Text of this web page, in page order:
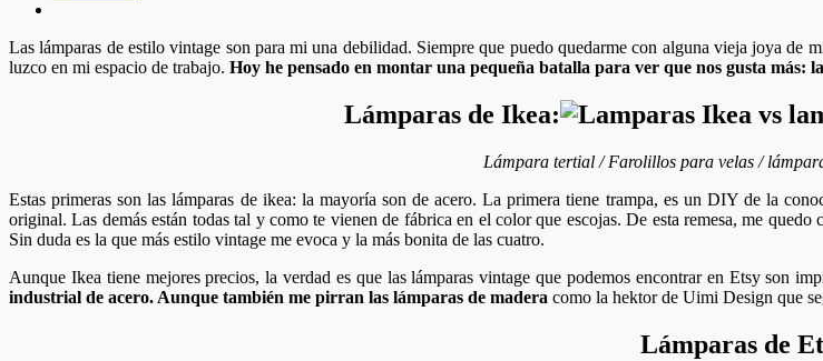
Las lámparas de estilo vintage son para mi una debilidad. Siempre que puedo quedarme con alguna vieja joya de
luzco en mi espacio de trabajo. Hoy he pensado en montar una pequeña batalla para ver que nos gusta más:
Lámparas de Ikea:
Lámpara tertial / Farolillos para velas /
Estas primeras son las lámparas de ikea: la mayoría son de acero. La primera tiene trampa, es un DIY de la
original. Las demás están todas tal y como te vienen de fábrica en el color que escojas. De esta remesa, me
Sin duda es la que más estilo vintage me evoca y la más bonita de las cuatro.
Aunque Ikea tiene mejores precios, la verdad es que las lámparas vintage que podemos encontrar en Etsy son
industrial de acero. Aunque también me pirran las lámparas de madera como la hektor de Uimi Design que
Lámparas de